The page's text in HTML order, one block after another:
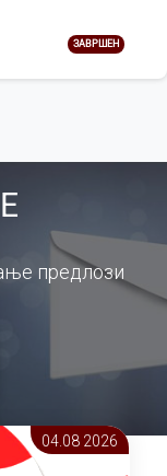
ЗАВРШЕН
предлози
04.08 2026